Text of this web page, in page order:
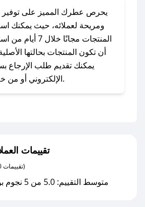
للحصول على كوبونات
مع صحصح، تسوق بذكاء ووفّر
كوبونات خصم حصرية من عطرك المميز!
يحرص عطرك المميز على توفير
ومريحة لعملائه، حيث يمكنك
المنتجات مجانًا
أن تكون المنتجات بحالتها
يمكنك تقديم طلب الإرجاع
الإلكتروني أو من خلال خدمة العملاء.
تقييمات
(0 تقييمات)
متوسط التقييم: 5.0 من 5 نجوم بواسطة 0 مستخدمين